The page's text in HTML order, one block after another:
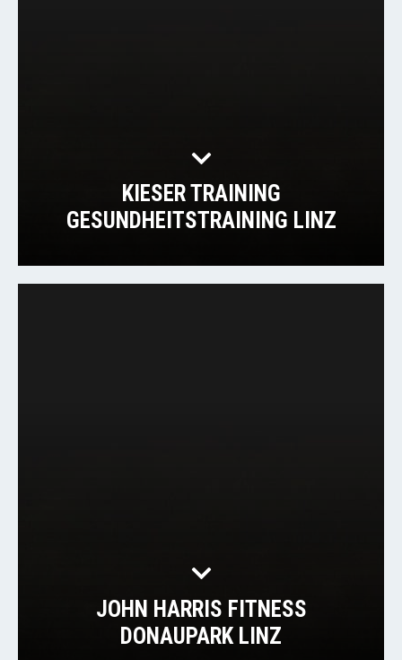
KIESER TRAINING
GESUNDHEITSTRAINING LINZ
JOHN HARRIS FITNESS
DONAUPARK LINZ